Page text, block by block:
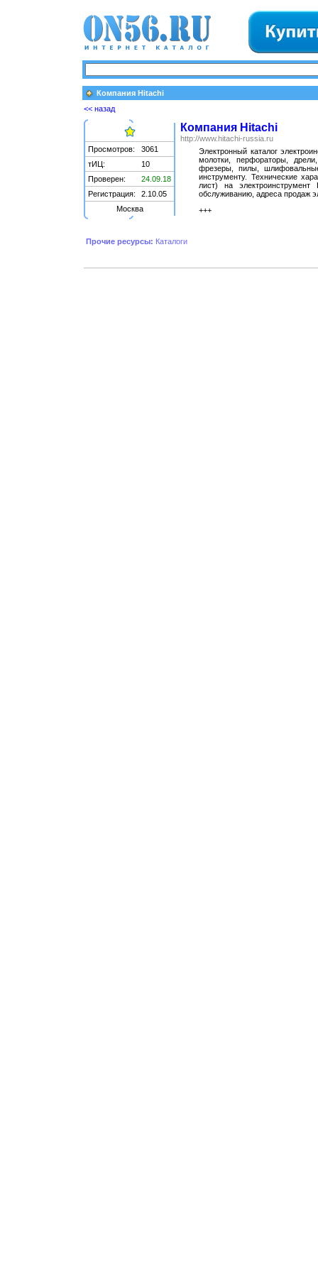
Компания Hitachi
<< назад
Просмотров:
3061
тИЦ:
10
Проверен:
24.09.18
Регистрация:
2.10.05
Москва
Компания Hitachi
http://www.hitachi-russia.ru
Электронный каталог
молотки, перфораторы,
фрезеры, пилы,
инструменту. Технические
лист) на
обслуживанию, адреса продаж
+++
Прочие ресурсы: Каталоги